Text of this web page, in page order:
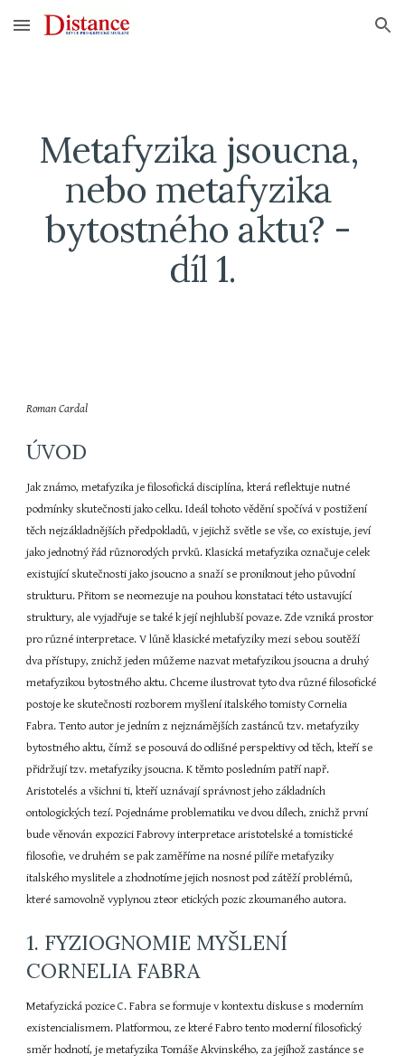
Skip to main content Skip to navigation
Metafyzika jsoucna,
nebo metafyzika
bytostného aktu? -
díl 1.
Roman Cardal
ÚVOD
Jak známo, metafyzika je filosofická disciplína, která reflektuje nutné
podmínky skutečnosti jako celku. Ideál tohoto vědění spočívá v postižení
těch nejzákladnějších předpokladů, v jejichž světle se vše, co existuje, jeví
jako jednotný řád různorodých prvků. Klasická metafyzika označuje celek
existující skutečnosti jako jsoucno a snaží se proniknout jeho původní
strukturu. Přitom se neomezuje na pouhou konstataci této ustavující
struktury, ale vyjadřuje se také k její nejhlubší povaze. Zde vzniká prostor
pro různé interpretace. V lůně klasické metafyziky mezi sebou soutěží
dva přístupy, znichž jeden můžeme nazvat metafyzikou jsoucna a druhý
metafyzikou bytostného aktu. Chceme ilustrovat tyto dva různé filosofické
postoje ke skutečnosti rozborem myšlení italského tomisty Cornelia
Fabra. Tento autor je jedním z nejznámějších zastánců tzv. metafyziky
bytostného aktu, čímž se posouvá do odlišné perspektivy od těch, kteří se
přidržují tzv. metafyziky jsoucna. K těmto posledním patří např.
Aristotelés a všichni ti, kteří uznávají správnost jeho základních
ontologických tezí. Pojednáme problematiku ve dvou dílech, znichž první
bude věnován expozici Fabrovy interpretace aristotelské a tomistické
filosofie, ve druhém se pak zaměříme na nosné pilíře metafyziky
italského myslitele a zhodnotíme jejich nosnost pod zátěží problémů,
které samovolně vyplynou zteor etických pozic zkoumaného autora.
1. FYZIOGNOMIE MYŠLENÍ
CORNELIA FABRA
Metafyzická pozice C. Fabra se formuje v kontextu diskuse s moderním
existencialismem. Platformou, ze které Fabro tento moderní filosofický
směr hodnotí, je metafyzika Tomáše Akvinského, za jejíhož zastánce se